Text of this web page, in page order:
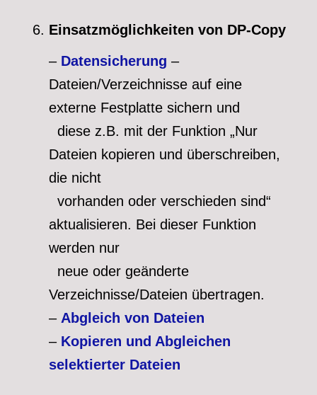
Einsatzmöglichkeiten von DP-Copy
– Datensicherung –
Dateien/Verzeichnisse auf eine
externe Festplatte sichern und
diese z.B. mit der Funktion „Nur
Dateien kopieren und überschreiben,
die nicht
vorhanden oder verschieden sind“
aktualisieren. Bei dieser Funktion
werden nur
neue oder geänderte
Verzeichnisse/Dateien übertragen.
– Abgleich von Dateien
– Kopieren und Abgleichen
selektierter Dateien